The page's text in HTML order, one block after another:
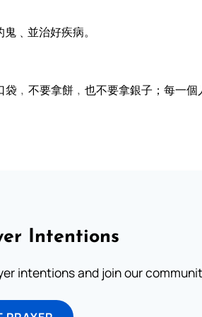
﹑並治好疾病。
﹐不要拿餅﹐也不要拿銀子；每一個
Intentions
intentions and join our